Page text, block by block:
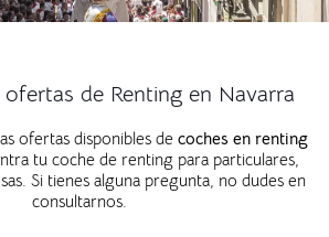
de Renting en Navarra
ofertas disponibles de coches en renting
tu coche de renting para particulares,
Si tienes alguna pregunta, no dudes en
consultarnos.